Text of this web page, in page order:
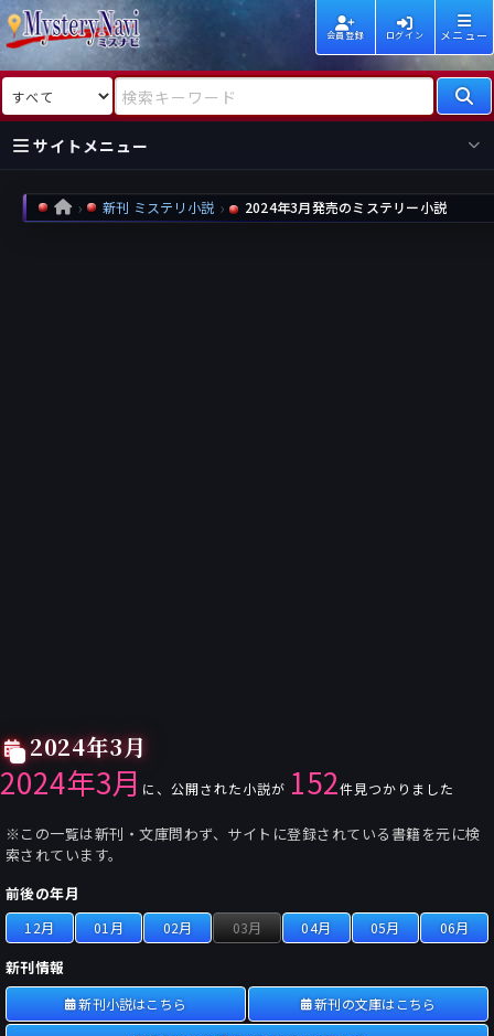
会員登録 ログイン メニュー
検索対象 検索キーワード
サイトメニュー
国内
作家
海外
作家
新着
レビュー
新刊
情報
HOME 新刊 ミステリ小説 2024年3月発売のミステリー小説
2024年3月
2024年3月 に、公開された小説が 152件見つかりました
※この一覧は新刊・文庫問わず、サイトに登録されている書籍を元に検
索されています。
前後の年月
12月 01月 02月 03月 04月 05月 06月
新刊情報
新刊小説はこちら
新刊の文庫はこちら